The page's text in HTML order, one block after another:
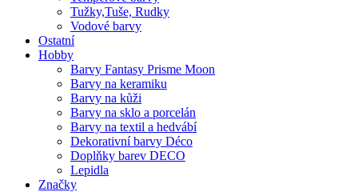
Tužky,Tuše, Rudky
Vodové barvy
Ostatní
Hobby
Barvy Fantasy Prisme Moon
Barvy na keramiku
Barvy na kůži
Barvy na sklo a porcelán
Barvy na textil a hedvábí
Dekorativní barvy Déco
Doplňky barev DECO
Lepidla
Značky